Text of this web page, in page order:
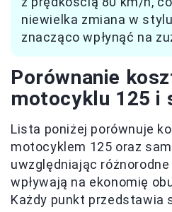
niewielka zmiana w
znacząco wpłynąć na
Porównanie
motocyklu 125 i
Lista poniżej porównuje
motocyklem 125 oraz
uwzględniając
wpływają na ekonomię
Każdy punkt przedstawia